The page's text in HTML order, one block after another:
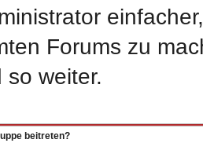
Forums zu
weiter.
beitreten?